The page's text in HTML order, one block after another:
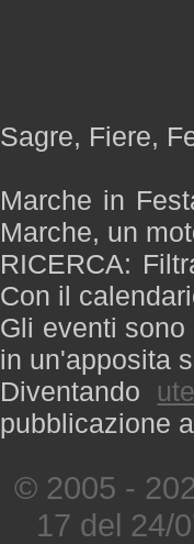
Sagre, Fiere,
Marche in
Marche, un
RICERCA:
Con il
Gli eventi
in un'apposita
Diventando
pubblicazione
© 2005 -
17 del 24/